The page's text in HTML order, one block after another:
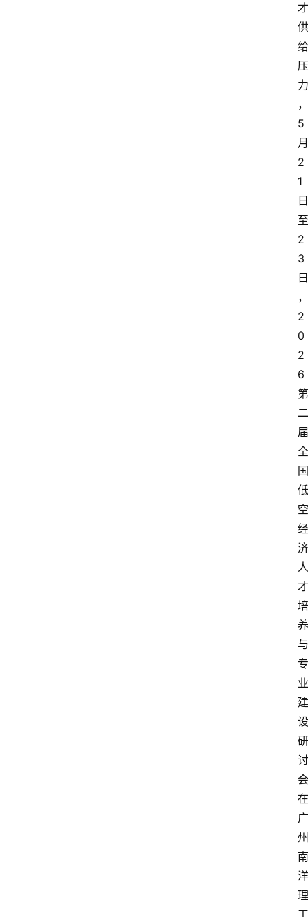
才
供
给
压
力
，
5
月
2
1
日
至
2
3
日
，
2
0
2
6
第
二
届
全
国
低
空
经
济
人
才
培
养
与
专
业
建
设
研
讨
会
在
广
州
南
洋
理
工